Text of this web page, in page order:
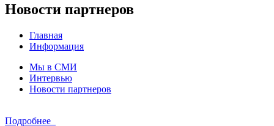
Новости партнеров
Главная
Информация
Мы в СМИ
Интервью
Новости партнеров
Подробнее